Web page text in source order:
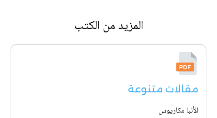
المزيد من الكتب
مقالات متنوعة
الأنبا مكاريوس